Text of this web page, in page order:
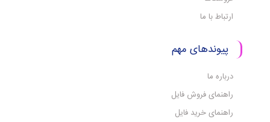
ارتباط با ما
پیوندهای مهم
درباره ما
راهنمای فروش فایل
راهنمای خرید فایل